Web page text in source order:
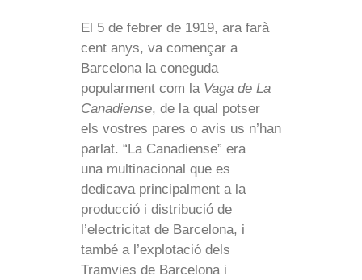
El 5 de febrer de 1919, ara farà
cent anys, va començar a
Barcelona la coneguda
popularment com la Vaga de La
Canadiense, de la qual potser
els vostres pares o avis us n’han
parlat. “La Canadiense” era
una multinacional que es
dedicava principalment a la
producció i distribució de
l’electricitat de Barcelona, i
també a l’explotació dels
Tramvies de Barcelona i